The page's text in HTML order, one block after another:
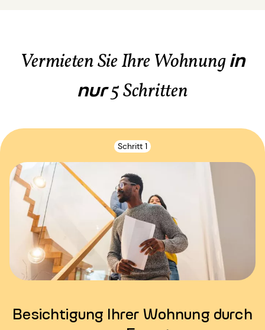
Vermieten Sie Ihre Wohnungin
nur5 Schritten
Schritt 1
Besichtigung Ihrer Wohnung durch